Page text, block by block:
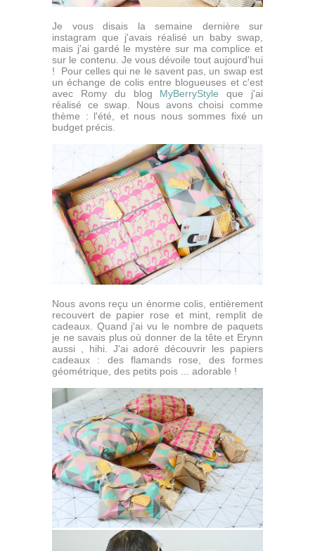
Je vous disais la semaine dernière sur
instagram que j'avais réalisé un baby swap,
mais j'ai gardé le mystère sur ma complice et
sur le contenu. Je vous dévoile tout aujourd'hui
! Pour celles qui ne le savent pas, un swap est
un échange de colis entre blogueuses et c'est
avec Romy du blog MyBerryStyle que j'ai
réalisé ce swap. Nous avons choisi comme
thème : l'été, et nous nous sommes fixé un
budget précis.
Nous avons reçu un énorme colis, entièrement
recouvert de papier rose et mint, remplit de
cadeaux. Quand j'ai vu le nombre de paquets
je ne savais plus où donner de la tête et Erynn
aussi , hihi. J'ai adoré découvrir les papiers
cadeaux : des flamands rose, des formes
géométrique, des petits pois ... adorable !